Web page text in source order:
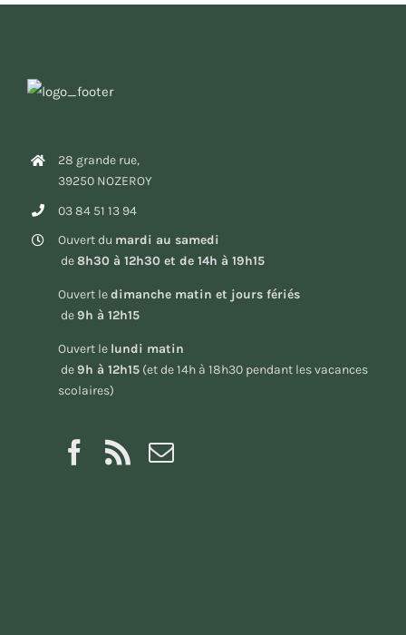
28 grande rue,
39250 NOZEROY
03 84 51 13 94
Ouvert du mardi au samedi
de8h30 à 12h30 et de 14h à 19h15
Ouvert ledimanche matin et jours fériés
de9h à 12h15
Ouvert le lundi matin
de9h à 12h15(et de 14h à 18h30 pendant les vacances
scolaires)